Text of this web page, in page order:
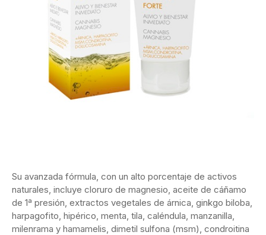
Su avanzada fórmula, con un alto porcentaje de activos
naturales, incluye cloruro de magnesio, aceite de cáñamo
de 1ª presión, extractos vegetales de árnica, ginkgo biloba,
harpagofito, hipérico, menta, tila, caléndula, manzanilla,
milenrama y hamamelis, dimetil sulfona (msm), condroitina